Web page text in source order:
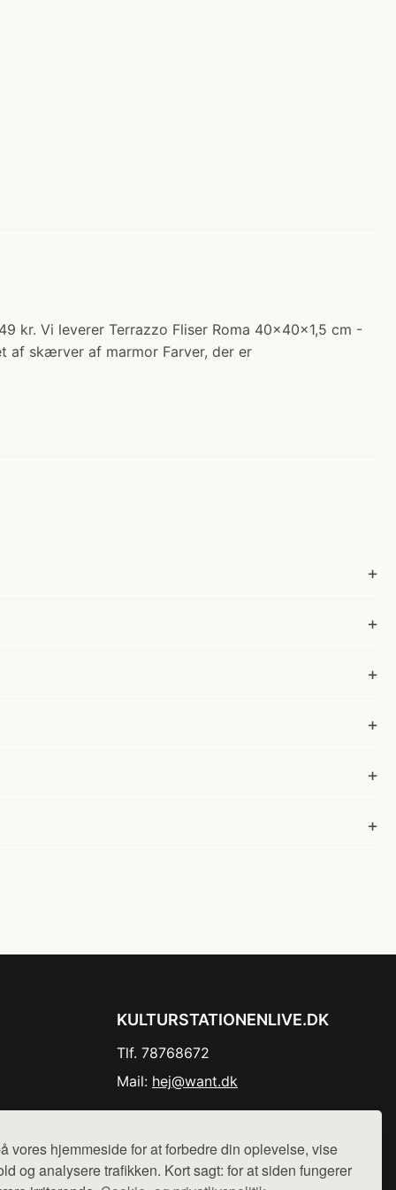
vores hjemmeside for at forbedre din oplevelse, vise
og analysere trafikken. Kort sagt: for at siden fungerer
kr. Vi leverer Terrazzo Fliser Roma 40x40x1,5 cm -
af skærver af marmor Farver, der er
KULTURSTATIONENLIVE.DK
Tlf. 78768672
Mail: hej@want.dk